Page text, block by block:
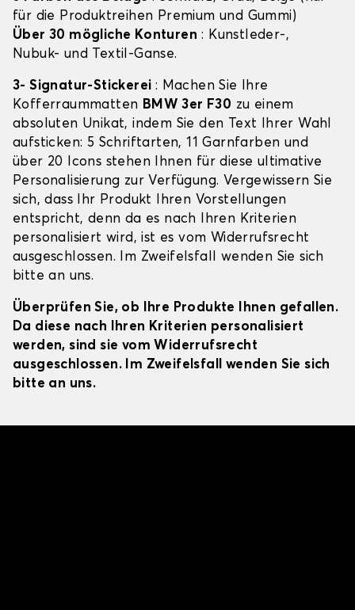
für die Produktreihen Premium und Gummi)
Über 30 mögliche Konturen : Kunstleder-,
Nubuk- und Textil-Ganse.
3- Signatur-Stickerei : Machen Sie Ihre
Kofferraummatten BMW 3er F30 zu einem
absoluten Unikat, indem Sie den Text Ihrer Wahl
aufsticken: 5 Schriftarten, 11 Garnfarben und
über 20 Icons stehen Ihnen für diese ultimative
Personalisierung zur Verfügung. Vergewissern Sie
sich, dass Ihr Produkt Ihren Vorstellungen
entspricht, denn da es nach Ihren Kriterien
personalisiert wird, ist es vom Widerrufsrecht
ausgeschlossen. Im Zweifelsfall wenden Sie sich
bitte an uns.
Überprüfen Sie, ob Ihre Produkte Ihnen gefallen.
Da diese nach Ihren Kriterien personalisiert
werden, sind sie vom Widerrufsrecht
ausgeschlossen. Im Zweifelsfall wenden Sie sich
bitte an uns.